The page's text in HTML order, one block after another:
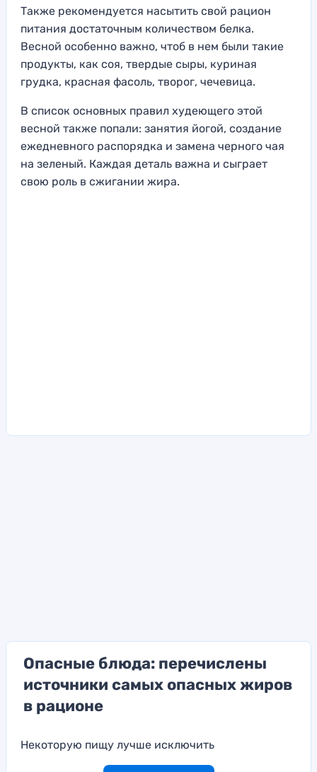
Также рекомендуется насытить свой рацион
питания достаточным количеством белка.
Весной особенно важно, чтоб в нем были такие
продукты, как соя, твердые сыры, куриная
грудка, красная фасоль, творог, чечевица.
В список основных правил худеющего этой
весной также попали: занятия йогой, создание
ежедневного распорядка и замена черного чая
на зеленый. Каждая деталь важна и сыграет
свою роль в сжигании жира.
Опасные блюда: перечислены
источники самых опасных жиров
в рационе
Некоторую пищу лучше исключить